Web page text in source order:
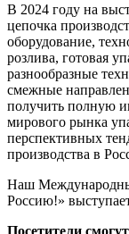
В 2024 году на
цепочка
оборудование,
розлива, готовая
разнообразные
смежные
получить полную
мирового рынка
перспективных
производства в
Наш
Россию!»
Посетители